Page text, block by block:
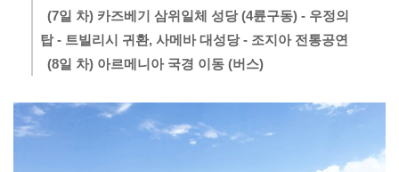
탑 - 트빌리시 귀환, 사메바 대성당 - 조지아 전통공연